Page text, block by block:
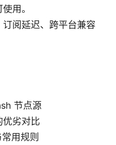
用。
阅延迟、跨平台兼容
节点源
优劣对比
用规则